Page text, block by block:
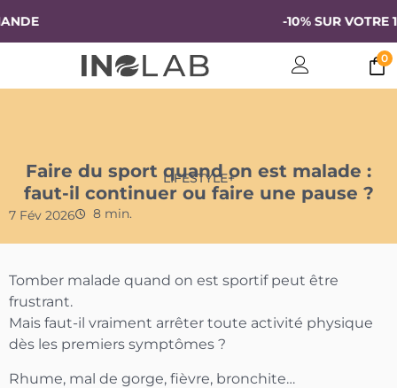
-10% SUR VOTRE
0
LIFESTYLE+
Faire du sport quand on est malade :
faut-il continuer ou faire une pause ?
7 Fév 2026 8 min.
Tomber malade quand on est sportif peut être
frustrant.
Mais faut-il vraiment arrêter toute activité physique
dès les premiers symptômes ?
Rhume, mal de gorge, fièvre, bronchite…